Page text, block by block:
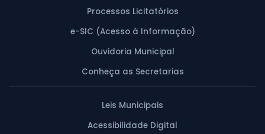
Processos Licitatórios
e-SIC (Acesso à Informação)
Ouvidoria Municipal
Conheça as Secretarias
Leis Municipais
Acessibilidade Digital